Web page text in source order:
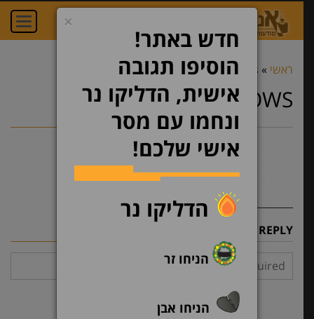
ראשי »
up-arrows » up-arrows
UP-ARROWS
LEAVE A REPLY
×
חדש באתר!
הוסיפו תגובה
אישית, הדליקו נר
ונחמו עם מסר
אישי שלכם!
הדליקו נר
הניחו זר
הניחו אבן